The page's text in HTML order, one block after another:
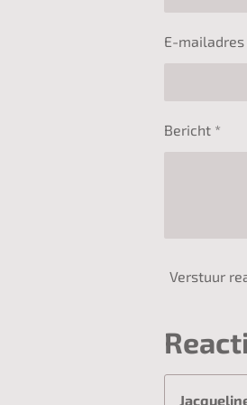
E-mailadres
Bericht *
Verstuur